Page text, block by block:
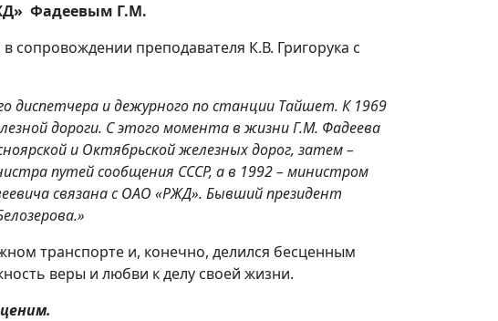
Фадеевым Г.М.
сопровождении преподавателя К.В. Григорука с
диспетчера и дежурного по станции Тайшет. К 1969
дороги. С этого момента в жизни Г.М. Фадеева
и Октябрьской железных дорог, затем –
путей сообщения СССР, а в 1992 – министром
связана с ОАО «РЖД». Бывший президент
транспорте и, конечно, делился бесценным
веры и любви к делу своей жизни.